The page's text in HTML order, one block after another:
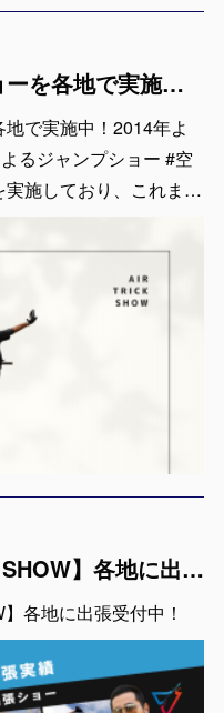
AIR TRICK SHOW のショーを各地で実施中！出張依頼受付中！
で実施中！2014年よ
るジャンプショー #空
実施しており、これま…
BMXショー【AIR TRICK SHOW】各地に出張受付中！
各地に出張受付中！